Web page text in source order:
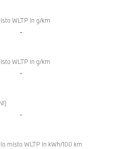
WLTP in g/km
-
WLTP in g/km
-
-
misto WLTP in kWh/100 km